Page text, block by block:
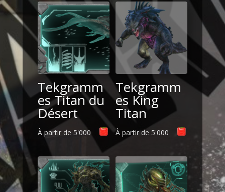
Tekgramm
es Titan du
Désert
À partir de 5'000
Tekgramm
es King
Titan
À partir de 5'000